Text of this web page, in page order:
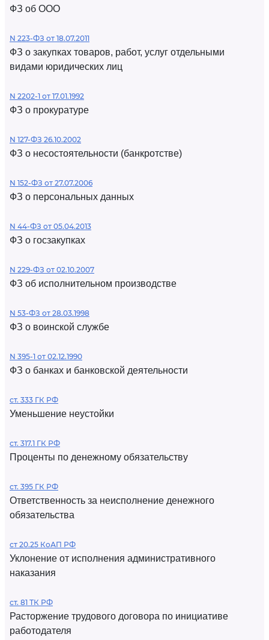
ФЗ об ООО
N 223-ФЗ от 18.07.2011
ФЗ о закупках товаров, работ, услуг отдельными
видами юридических лиц
N 2202-1 от 17.01.1992
ФЗ о прокуратуре
N 127-ФЗ 26.10.2002
ФЗ о несостоятельности (банкротстве)
N 152-ФЗ от 27.07.2006
ФЗ о персональных данных
N 44-ФЗ от 05.04.2013
ФЗ о госзакупках
N 229-ФЗ от 02.10.2007
ФЗ об исполнительном производстве
N 53-ФЗ от 28.03.1998
ФЗ о воинской службе
N 395-1 от 02.12.1990
ФЗ о банках и банковской деятельности
ст. 333 ГК РФ
Уменьшение неустойки
ст. 317.1 ГК РФ
Проценты по денежному обязательству
ст. 395 ГК РФ
Ответственность за неисполнение денежного
обязательства
ст 20.25 КоАП РФ
Уклонение от исполнения административного
наказания
ст. 81 ТК РФ
Расторжение трудового договора по инициативе
работодателя